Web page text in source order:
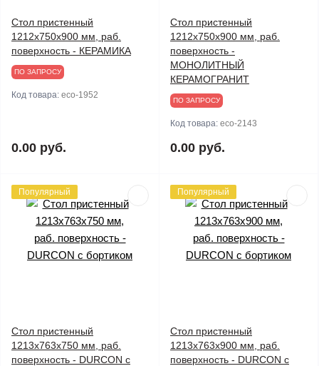
Стол пристенный
1212х750х900 мм, раб.
поверхность - КЕРАМИКА
ПО ЗАПРОСУ
Код товара: eco-1952
0.00 руб.
Стол пристенный
1212х750х900 мм, раб.
поверхность -
МОНОЛИТНЫЙ
КЕРАМОГРАНИТ
ПО ЗАПРОСУ
Код товара: eco-2143
0.00 руб.
Популярный
Стол пристенный
1213х763х750 мм, раб.
поверхность - DURCON с
Популярный
Стол пристенный
1213х763х900 мм, раб.
поверхность - DURCON с